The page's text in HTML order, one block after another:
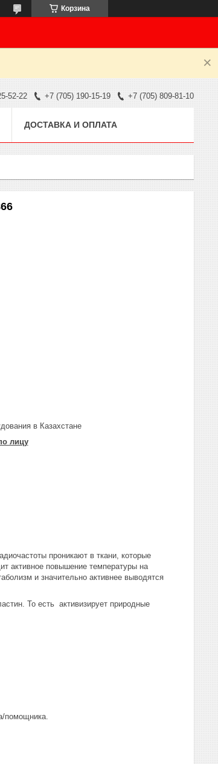
Корзина
52-22 +7 (705) 190-15-19 +7 (705) 809-81-10
ДОСТАВКА И ОПЛАТА
в Казахстане
лицу
проникают в ткани, которые
активное повышение температуры на
и значительно активнее выводятся
То есть активизирует природные
помощника.